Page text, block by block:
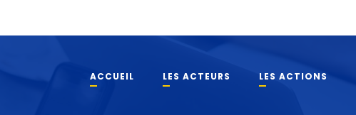
ACCUEIL LES ACTEURS LES ACTIONS